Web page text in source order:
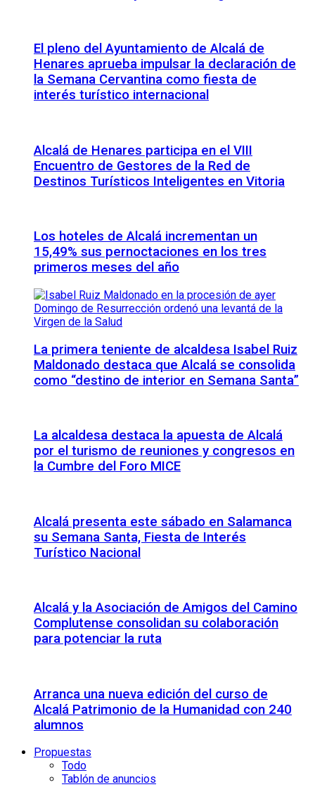
El pleno del Ayuntamiento de Alcalá de
Henares aprueba impulsar la declaración de
la Semana Cervantina como fiesta de
interés turístico internacional
Alcalá de Henares participa en el VIII
Encuentro de Gestores de la Red de
Destinos Turísticos Inteligentes en Vitoria
Los hoteles de Alcalá incrementan un
15,49% sus pernoctaciones en los tres
primeros meses del año
La primera teniente de alcaldesa Isabel Ruiz
Maldonado destaca que Alcalá se consolida
como “destino de interior en Semana Santa”
La alcaldesa destaca la apuesta de Alcalá
por el turismo de reuniones y congresos en
la Cumbre del Foro MICE
Alcalá presenta este sábado en Salamanca
su Semana Santa, Fiesta de Interés
Turístico Nacional
Alcalá y la Asociación de Amigos del Camino
Complutense consolidan su colaboración
para potenciar la ruta
Arranca una nueva edición del curso de
Alcalá Patrimonio de la Humanidad con 240
alumnos
Propuestas
Todo
Tablón de anuncios